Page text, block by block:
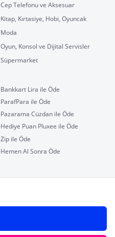
Cep Telefonu ve Aksesuar
Kitap, Kırtasiye, Hobi, Oyuncak
Moda
Oyun, Konsol ve Dijital Servisler
Süpermarket
Bankkart Lira ile Öde
ParafPara ile Öde
Pazarama Cüzdan ile Öde
Hediye Puan Pluxee ile Öde
Zip ile Öde
Hemen Al Sonra Öde